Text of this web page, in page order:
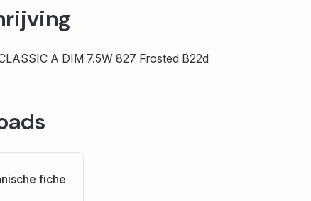
A DIM 7.5W 827 Frosted B22d
fiche